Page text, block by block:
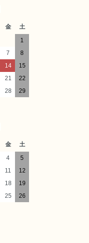
金
土
1
7
8
14
15
21
22
28
29
金
土
4
5
11
12
18
19
25
26